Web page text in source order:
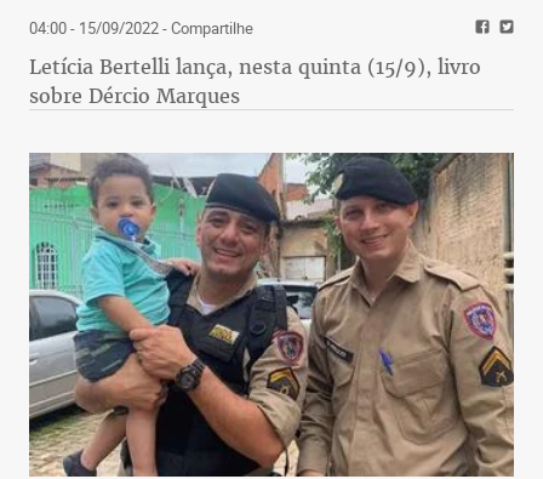
04:00 - 15/09/2022- Compartilhe
Letícia Bertelli lança, nesta quinta (15/9), livro
sobre Dércio Marques